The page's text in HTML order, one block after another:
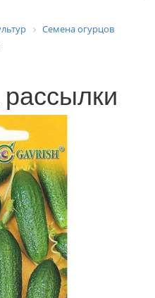
Семена огурцов